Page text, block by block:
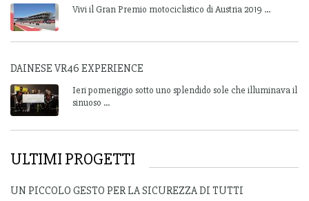
Vivi il Gran Premio motociclistico di Austria 2019 ...
DAINESE VR46 EXPERIENCE
Ieri pomeriggio sotto uno splendido sole che illuminava il
sinuoso ...
ULTIMI PROGETTI
UN PICCOLO GESTO PER LA SICUREZZA DI TUTTI